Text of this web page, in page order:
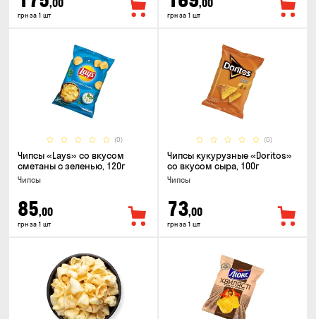
,00
грн за 1 шт
,00
грн за 1 шт
(0)
Чипсы «Lays» со вкусом
сметаны с зеленью, 120г
Чипсы
85,00
грн за 1 шт
(0)
Чипсы кукурузные «Doritos»
со вкусом сыра, 100г
Чипсы
73,00
грн за 1 шт